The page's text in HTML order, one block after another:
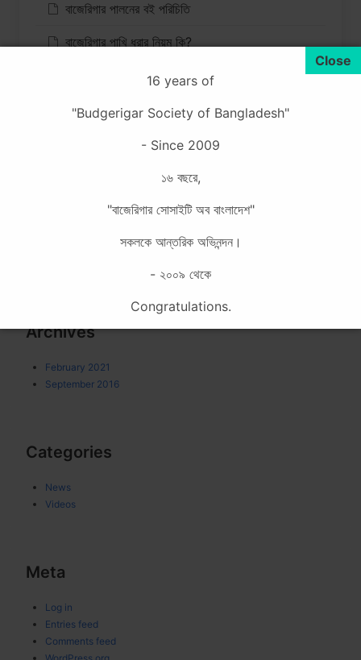
বাজেরিগার পালনের বই পরিচিতি
বাজেরিগার পাখি ধরার নিয়ম কি?
এগ ফুড কি ও কিভাবে পাখিকে পরিবেশন করবেন?
বাজেরিগার পালন করতে কয় ধরনের খাঁচা লাগে?
বাজেরিগারের সীড মিক্স পরিস্কার কিভাবে করবেন?
বাজেরিগারের খাঁচা রেডি কিভাবে করবেন?
মালসায় কেন বাজেরিগারের বাচ্চা রাখতে হয়?
Archives
February 2021
September 2016
Categories
News
Videos
Meta
Log in
Entries feed
Comments feed
16 years of
"Budgerigar Society of Bangladesh"
- Since 2009
১৬ বছরে,
"বাজেরিগার সোসাইটি অব বাংলাদেশ"
সকলকে আন্তরিক অভিনন্দন।
- ২০০৯ থেকে
Congratulations.